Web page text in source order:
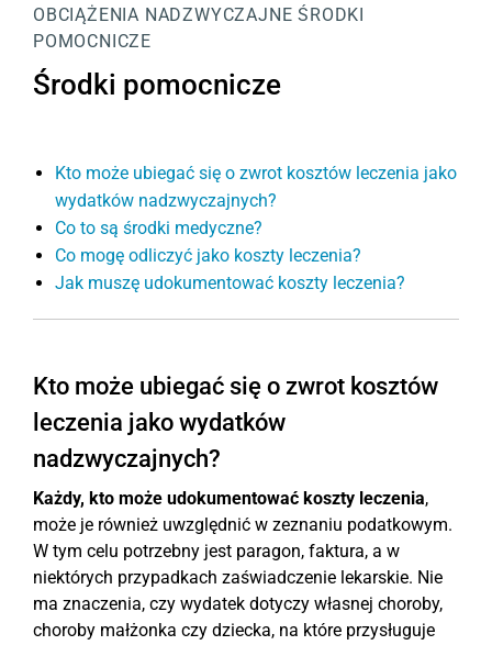
OBCIĄŻENIA NADZWYCZAJNE ŚRODKI
POMOCNICZE
Środki pomocnicze
Kto może ubiegać się o zwrot kosztów leczenia jako
wydatków nadzwyczajnych?
Co to są środki medyczne?
Co mogę odliczyć jako koszty leczenia?
Jak muszę udokumentować koszty leczenia?
Kto może ubiegać się o zwrot kosztów
leczenia jako wydatków
nadzwyczajnych?
Każdy, kto może udokumentować koszty leczenia,
może je również uwzględnić w zeznaniu podatkowym.
W tym celu potrzebny jest paragon, faktura, a w
niektórych przypadkach zaświadczenie lekarskie. Nie
ma znaczenia, czy wydatek dotyczy własnej choroby,
choroby małżonka czy dziecka, na które przysługuje